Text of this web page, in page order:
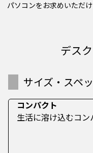
パソコンをお求めいただけ
デス
サイズ・スペ
コンパクト
生活に溶け込むコ